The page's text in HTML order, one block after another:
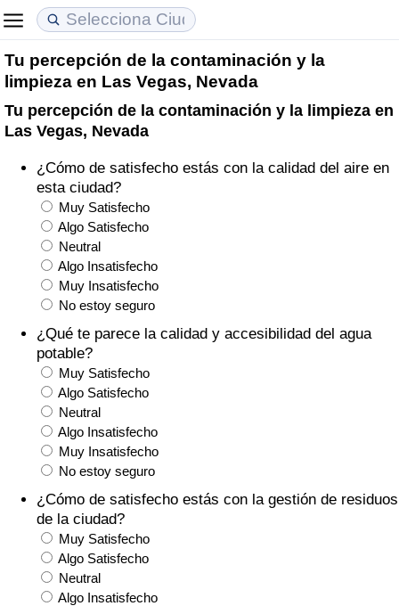
Tu percepción de la contaminación y la
limpieza en Las Vegas, Nevada
Tu percepción de la contaminación y la limpieza en
Las Vegas, Nevada
¿Cómo de satisfecho estás con la calidad del aire en
esta ciudad?
Muy Satisfecho
Algo Satisfecho
Neutral
Algo Insatisfecho
Muy Insatisfecho
No estoy seguro
¿Qué te parece la calidad y accesibilidad del agua
potable?
Muy Satisfecho
Algo Satisfecho
Neutral
Algo Insatisfecho
Muy Insatisfecho
No estoy seguro
¿Cómo de satisfecho estás con la gestión de residuos
de la ciudad?
Muy Satisfecho
Algo Satisfecho
Neutral
Algo Insatisfecho
Coste de vida
Índice de Costo de Vida (Actual)
Índice de Costo de Vida
Índice de costo de vida por país
en aqaba
Precios de las propiedades
Índice de Precios de Inmuebles (Actual)
Índice de Precios de Inmuebles
Índice de Precios de Inmuebles por País
Calidad de Vida
Índice de Calidad de Vida
Índice de Calidad de Vida (Actual)
Índice de calidad de vida por país
Delincuencia
Calificación del Índice de Criminalidad
(Actual)
Índice de Criminalidad
Índice de criminalidad por país
Sanidad
Índice de Sanidad (Actual)
Índice de Sanidad
Índice de Sanidad por País